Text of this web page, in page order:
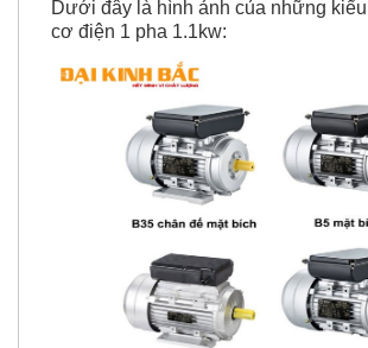
Dưới đây là hình ảnh của những
cơ điện 1 pha 1.1kw: